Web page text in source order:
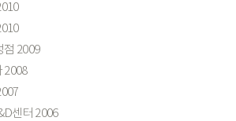
점 2009
2008
센터 2006